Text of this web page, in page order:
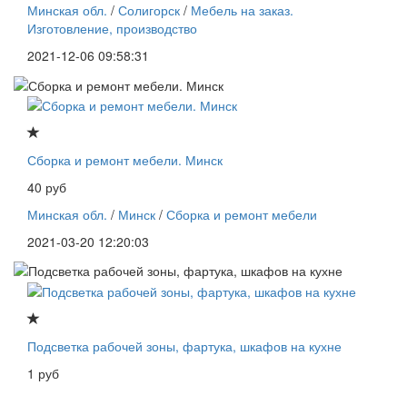
Минская обл. / Солигорск / Мебель на заказ.
Изготовление, производство
2021-12-06 09:58:31
Сборка и ремонт мебели. Минск
40 руб
Минская обл. / Минск / Сборка и ремонт мебели
2021-03-20 12:20:03
Подсветка рабочей зоны, фартука, шкафов на кухне
1 руб